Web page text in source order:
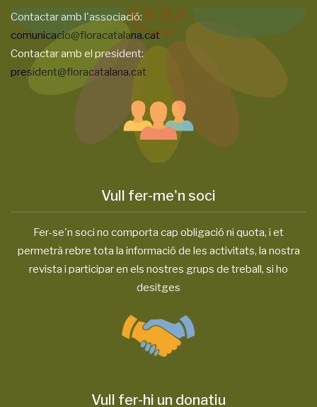
Contactar amb l'associació:
comunicacio@floracatalana.cat
Contactar amb el president:
president@floracatalana.cat
Vull fer-me'n soci
Fer-se'n soci no comporta cap obligació ni quota, i et
permetrà rebre tota la informació de les activitats, la nostra
revista i participar en els nostres grups de treball, si ho
desitges
Vull fer-hi un donatiu